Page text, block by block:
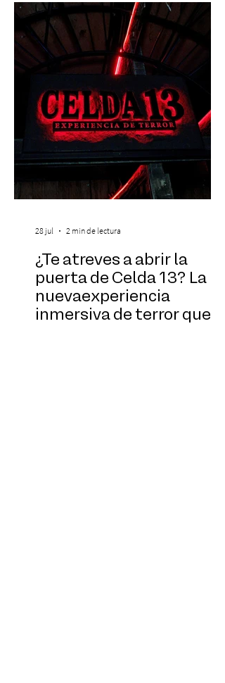
través de Passline. Hay artistas que marcan
una época y otros que construyen la
historia. Carl Cox pertenece a esta última
categoría. Considerado una de las figura
¿Te atreves a abrir la
puerta de Celda 13? La
nuevaexperiencia
inmersiva de terror que
28 jul 2 min de lectura